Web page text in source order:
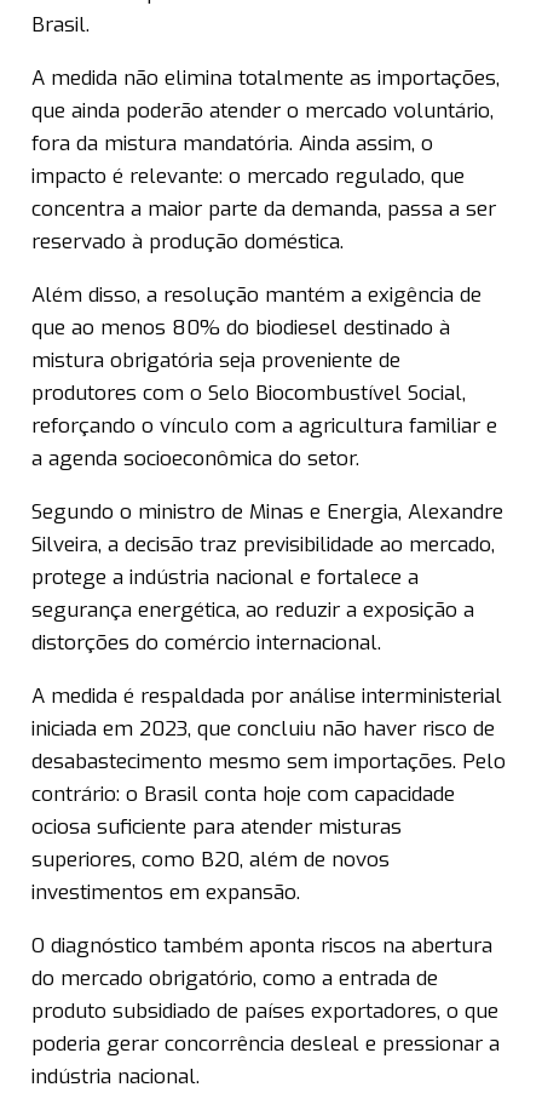
Brasil.
A medida não elimina totalmente as importações,
que ainda poderão atender o mercado voluntário,
fora da mistura mandatória. Ainda assim, o
impacto é relevante: o mercado regulado, que
concentra a maior parte da demanda, passa a ser
reservado à produção doméstica.
Além disso, a resolução mantém a exigência de
que ao menos 80% do biodiesel destinado à
mistura obrigatória seja proveniente de
produtores com o Selo Biocombustível Social,
reforçando o vínculo com a agricultura familiar e
a agenda socioeconômica do setor.
Segundo o ministro de Minas e Energia, Alexandre
Silveira, a decisão traz previsibilidade ao mercado,
protege a indústria nacional e fortalece a
segurança energética, ao reduzir a exposição a
distorções do comércio internacional.
A medida é respaldada por análise interministerial
iniciada em 2023, que concluiu não haver risco de
desabastecimento mesmo sem importações. Pelo
contrário: o Brasil conta hoje com capacidade
ociosa suficiente para atender misturas
superiores, como B20, além de novos
investimentos em expansão.
O diagnóstico também aponta riscos na abertura
do mercado obrigatório, como a entrada de
produto subsidiado de países exportadores, o que
poderia gerar concorrência desleal e pressionar a
indústria nacional.